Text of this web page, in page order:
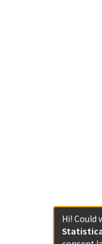
Hi! Could